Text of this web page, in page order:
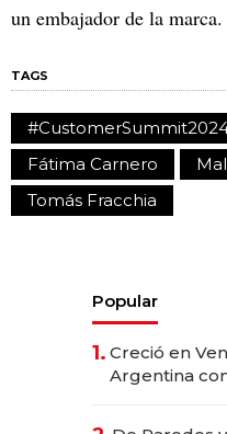
un embajador de la marca.
TAGS
Fátima Carnero
Tomás Fracchia
Popular
1. Creció en
Argentina